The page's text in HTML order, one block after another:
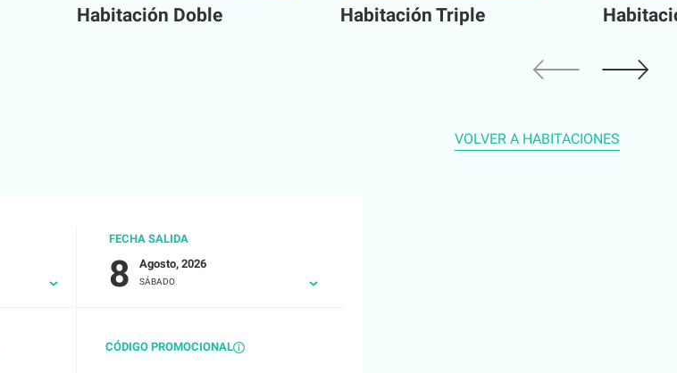
Habitación Doble Habitación Triple
VOLVER A HABITACIONES
FECHA SALIDA
8 Agosto, 2026
SÁBADO
CÓDIGO PROMOCIONAL